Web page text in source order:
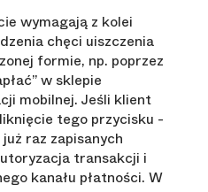
wymagają z kolei
chęci uiszczenia
formie, np. poprzez
w sklepie
mobilnej. Jeśli klient
tego przycisku -
raz zapisanych
transakcji i
kanału płatności. W